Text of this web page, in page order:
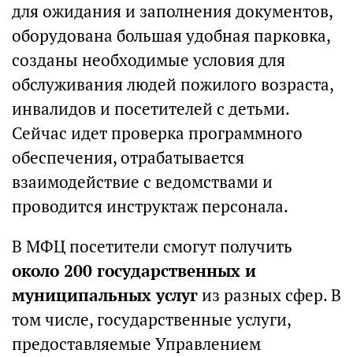
для ожидания и заполнения документов,
оборудована большая удобная парковка,
созданы необходимые условия для
обслуживания людей пожилого возраста,
инвалидов и посетителей с детьми.
Сейчас идет проверка программного
обеспечения, отрабатывается
взаимодействие с ведомствами и
проводится инструктаж персонала.
В МФЦ посетители смогут получить
около 200 государственных и
муниципальных услугиз разных сфер. В
том числе, государственные услуги,
предоставляемые Управлением